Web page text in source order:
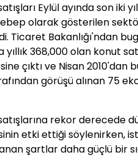
Eylül ayında son iki
olarak gösterilen
Ticaret Bakanlığı'ndan
yıllık 368,000 olan konut
çıktı ve Nisan 2010'dan
görüşü alınan 75
rekor derecede
etki ettiği söylenirken,
şartlar daha güçlü bir